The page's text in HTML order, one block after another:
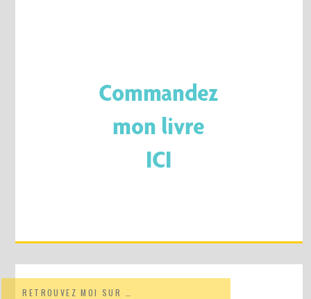
RETROUVEZ MOI SUR …